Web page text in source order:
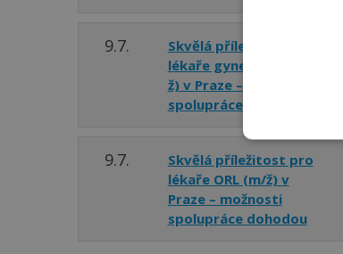
9.7.
Skvělá příležitost pro
lékaře gynekologa (m/
ž) v Praze – možnosti
spolupráce dohodou
9.7.
Skvělá příležitost pro
lékaře ORL (m/ž) v
Praze – možnosti
spolupráce dohodou